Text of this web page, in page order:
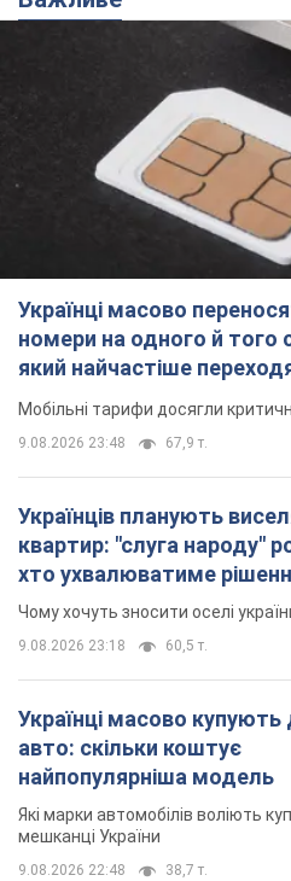
Українці масово
номери на одного й того
який найчастіше
Мобільні тарифи досягли
67,9 т.
Українців планують
квартир: "слуга народу"
хто ухвалюватиме
знесення будинків
Чому хочуть зносити оселі
9.08.2026 23:18 60,5 т.
Українці масово купують
авто: скільки коштує
найпопулярніша модель
Які марки автомобілів воліють